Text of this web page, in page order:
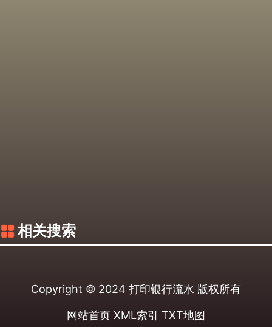
相关搜索
Copyright © 2024 打印银行流水 版权所有
网站首页 XML索引 TXT地图